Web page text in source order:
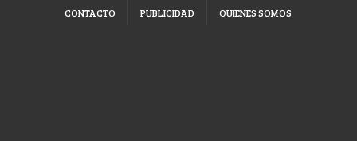
CONTACTO PUBLICIDAD QUIENES SOMOS